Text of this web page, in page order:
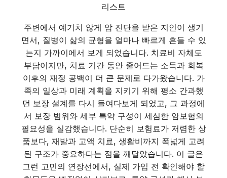
리스트
주변에서 예기치 않게 암 진단을 받은 지인이 생기
면서, 질병이 삶의 균형을 얼마나 빠르게 흔들 수 있
는지 가까이에서 보게 되었습니다. 치료비 자체도
부담이지만, 치료 기간 동안 줄어드는 소득과 회복
이후의 재정 공백이 더 큰 문제로 다가왔습니다. 가
족의 일상과 미래 계획을 지키기 위해 평소 간과했
던 보장 설계를 다시 들여다보게 되었고, 그 과정에
서 보장 범위와 세부 특약 구성이 세심한 암보험의
필요성을 실감했습니다. 단순히 보험료가 저렴한 상
품보다, 재발과 고액 치료, 생활비까지 폭넓게 고려
된 구조가 중요하다는 점을 깨달았습니다. 이 글은
그런 고민의 연장선에서, 실제 가입 전 확인해야 할